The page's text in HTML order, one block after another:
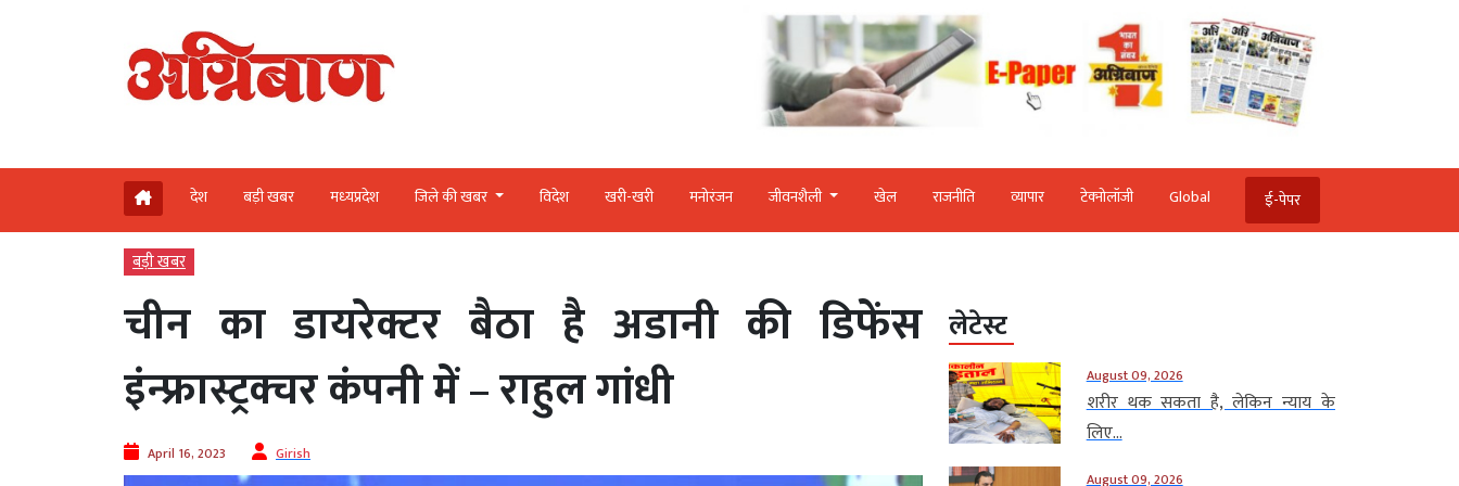
देश बड़ी खबर मध्‍यप्रदेश जिले की खबर विदेश खरी-खरी मनोरंजन जीवनशैली खेल राजनीति व्‍यापार टेक्‍नोलॉजी Global ई-पेपर
बड़ी खबर
चीन का डायरेक्टर बैठा है अडानी की डिफेंस
इंन्फ्रास्ट्रक्चर कंपनी में – राहुल गांधी
April 16, 2023 Girish
लेटेस्ट
August 09, 2026
शरीर थक सकता है, लेकिन न्याय के
लिए...
August 09, 2026